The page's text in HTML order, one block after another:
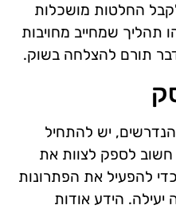
החלטות מושכלות
תהליך שמחייב מחויבות
דבר תורם להצלחה בשוק.
יש להתחיל
לספק לצוות את
להפעיל את הפתרונות
יעילה. הידע אודות